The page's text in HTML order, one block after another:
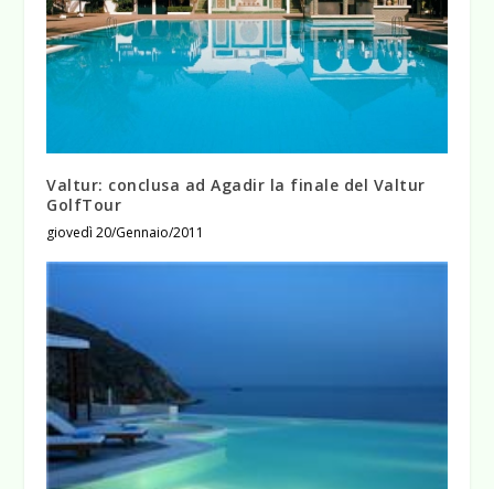
Valtur: conclusa ad Agadir la finale del Valtur
GolfTour
giovedì 20/Gennaio/2011